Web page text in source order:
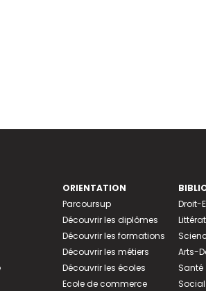
ORIENTATION
Parcoursup
Découvrir les diplômes
Découvrir les formations
Découvrir les métiers
Découvrir les écoles
Ecole de commerce
Droit-
Arts-
Santé
Social